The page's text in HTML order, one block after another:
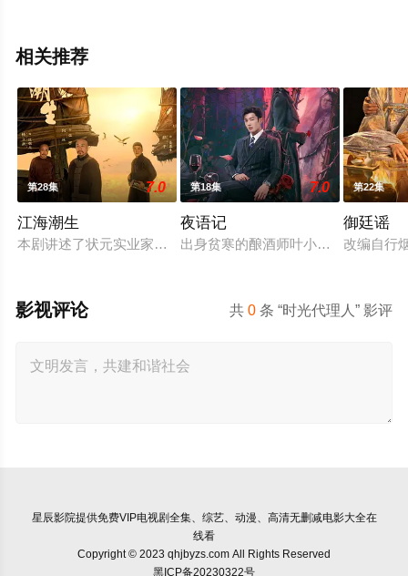
相关推荐
第28集 7.0
江海潮生
本剧讲述了状元实业家张謇创办大生企业，实业报国的故事。甲
第18集 7.0
夜语记
出身贫寒的酿酒师叶小唯遭遇爱人程
第22集
御廷谣
改编自行
共0 条 “时光代理人” 影评
影视评论
星辰影院提供免费VIP电视剧全集、综艺、动漫、高清无删减电影大全在
线看
Copyright © 2023 qhjbyzs.com All Rights Reserved
黑ICP备20230322号